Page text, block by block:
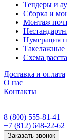
Тендеры и
Сборка и
Монтаж
Нумерация
Такелажные
Схема
Доставка и оплата
О нас
Контакты
8 (800) 555-81-41
+7 (812) 648-22-62
Заказать звонок